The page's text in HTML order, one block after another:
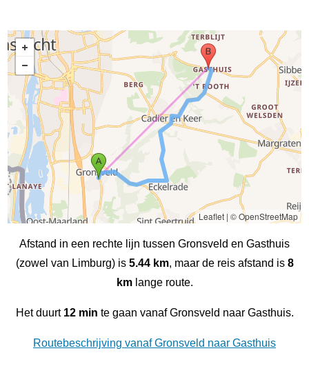
Leaflet| © OpenStreetMap
Afstand in een rechte lijn tussen Gronsveld en Gasthuis
(zowel van Limburg) is 5.44 km, maar de reis afstand is 8
kmlange route.
Het duurt 12 min te gaan vanaf Gronsveld naar Gasthuis.
Routebeschrijving vanaf Gronsveld naar Gasthuis